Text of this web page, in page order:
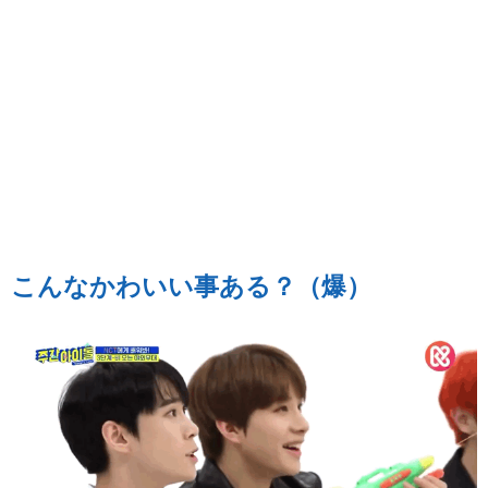
こんなかわいい事ある？（爆）